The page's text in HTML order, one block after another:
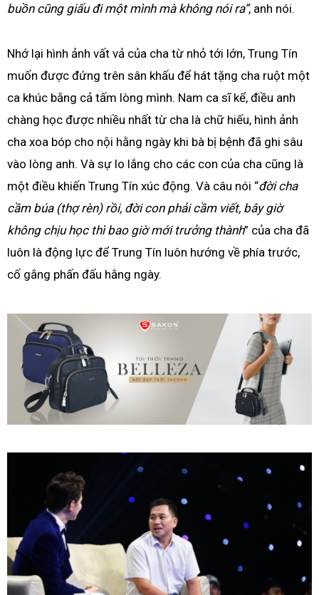
buồn cũng giấu đi một mình mà không nói ra”, anh nói.
Nhớ lại hình ảnh vất vả của cha từ nhỏ tới lớn, Trung Tín
muốn được đứng trên sân khấu để hát tặng cha ruột một
ca khúc bằng cả tấm lòng mình. Nam ca sĩ kể, điều anh
chàng học được nhiều nhất từ cha là chữ hiếu, hình ảnh
cha xoa bóp cho nội hằng ngày khi bà bị bệnh đã ghi sâu
vào lòng anh. Và sự lo lắng cho các con của cha cũng là
một điều khiến Trung Tín xúc động. Và câu nói “đời cha
cầm búa (thợ rèn) rồi, đời con phải cầm viết, bây giờ
không chịu học thì bao giờ mới trưởng thành” của cha đã
luôn là động lực để Trung Tín luôn hướng về phía trước,
cố gắng phấn đấu hằng ngày.